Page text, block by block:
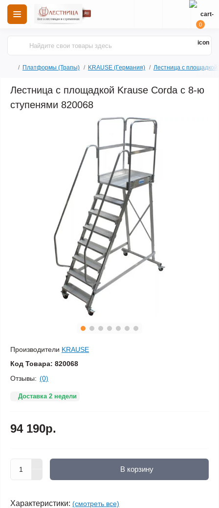
0
Платформы (Трапы) KRAUSE (Германия) Лестница с площадкой
Лестница с площадкой Krause Corda с 8-ю
ступенями 820068
Производители KRAUSE
Код Товара: 820068
Отзывы: (0)
Доставка 2 недели
94 190р.
В корзину
Характеристики: (смотреть все)